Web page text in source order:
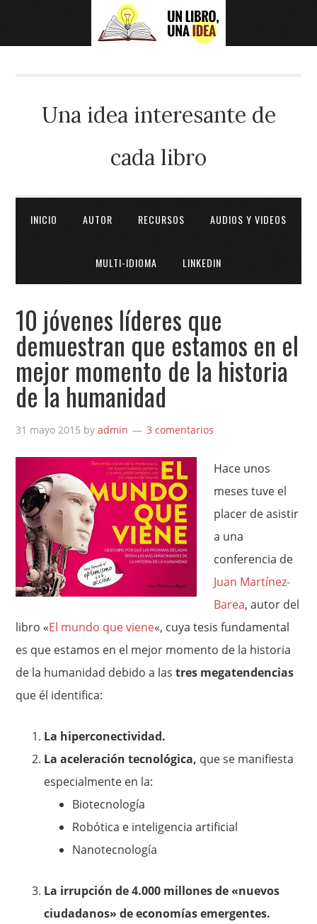
Una idea interesante de
cada libro
INICIO AUTOR RECURSOS AUDIOS Y VIDEOS
MULTI-IDIOMA LINKEDIN
10 jóvenes líderes que
demuestran que estamos en el
mejor momento de la historia
de la humanidad
31 mayo 2015 byadmin 3 comentarios
Hace unos
meses tuve el
placer de asistir
a una
conferencia de
Juan Martínez-
Barea, autor del
libro «El mundo que viene«, cuya tesis fundamental
es que estamos en el mejor momento de la historia
de la humanidad debido a lastres megatendencias
que él identifica:
La hiperconectividad.
La aceleración tecnológica, que se manifiesta
especialmente en la:
Biotecnología
Robótica e inteligencia artificial
Nanotecnología
La irrupción de 4.000 millones de «nuevos
ciudadanos» de economías emergentes.